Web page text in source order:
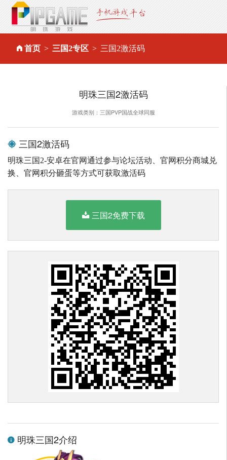
首页 三国2专区 三国2激活码
明珠三国2激活码
游戏类别：三国PVP国战全球同服
三国2激活码
明珠三国2-安卓在官网通过参与论坛活动、官网积分商城兑
换、官网积分砸蛋等方式可获取激活码
三国2免费下载
明珠三国2介绍